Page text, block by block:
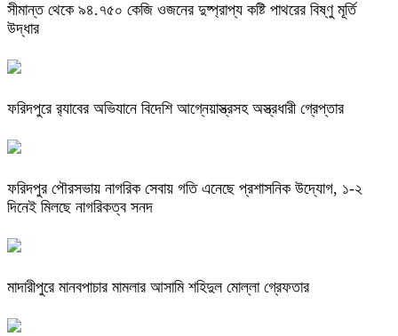
সীমান্ত থেকে ৯৪.৭৫০ কেজি ওজনের দুষ্প্রাপ্য কষ্টি পাথরের বিষ্ণু মূর্তি
উদ্ধার
ফরিদপুরে র‌্যাবের অভিযানে বিদেশি আগ্নেয়াস্ত্রসহ অস্ত্রধারী গ্রেপ্তার
ফরিদপুর পৌরসভায় নাগরিক সেবায় গতি এনেছে প্রশাসনিক উদ্যোগ, ১-২
দিনেই মিলছে নাগরিকত্ব সনদ
মাদারীপুরে মানবপাচার মামলার আসামি শহিদুল মোল্লা গ্রেফতার